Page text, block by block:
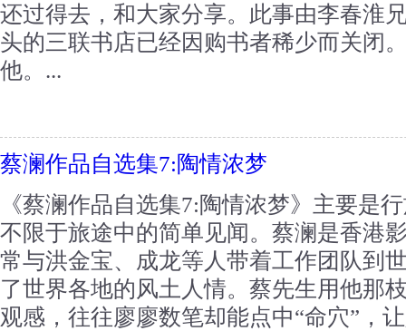
还过得去，和大家分享。此事由李春淮
头的三联书店已经因购书者稀少而关闭
他。...
蔡澜作品自选集7:陶情浓梦
《蔡澜作品自选集7:陶情浓梦》主要是
不限于旅途中的简单见闻。蔡澜是香港
常与洪金宝、成龙等人带着工作团队到
了世界各地的风土人情。蔡先生用他那
观感，往往廖廖数笔却能点中“命穴”，